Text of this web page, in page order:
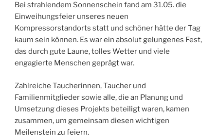
Bei strahlendem Sonnenschein fand am 31.05. die
Einweihungsfeier unseres neuen
Kompressorstandorts statt und schöner hätte der Tag
kaum sein können. Es war ein absolut gelungenes Fest,
das durch gute Laune, tolles Wetter und viele
engagierte Menschen geprägt war.
Zahlreiche Taucherinnen, Taucher und
Familienmitglieder sowie alle, die an Planung und
Umsetzung dieses Projekts beteiligt waren, kamen
zusammen, um gemeinsam diesen wichtigen
Meilenstein zu feiern.